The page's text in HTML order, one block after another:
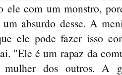
ele com um monstro,
absurdo desse. A
ele pode fazer isso
"Ele é um rapaz da
mulher dos outros. A